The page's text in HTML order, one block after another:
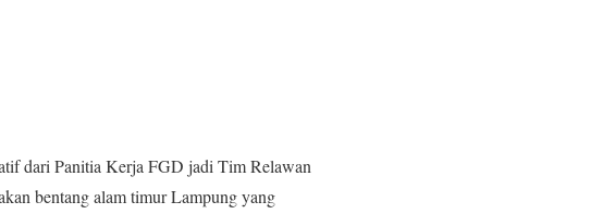
dari Panitia Kerja FGD jadi Tim Relawan
bentang alam timur Lampung yang